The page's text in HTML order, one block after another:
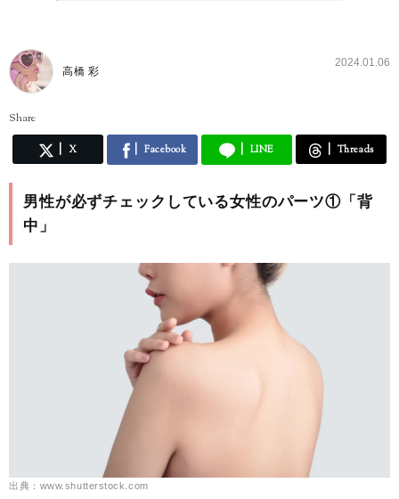
高橋 彩
2024.01.06
Share
X Facebook LINE Threads
男性が必ずチェックしている女性のパーツ①「背
中」
出典：www.shutterstock.com